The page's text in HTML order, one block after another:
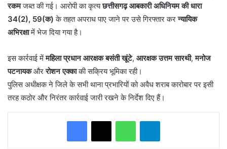
रकमजब्त की गई। आरोपी का कृत्यछत्तीसगढ़ आबकारी अधिनियम की धारा
34(2), 59(क) के तहत अपराध पाए जाने पर उसे गिरफ्तार करन्यायिक
अभिरक्षामें भेज दिया गया है।
इस कार्रवाई मेंमहिला प्रधान आरक्षक बसंती खूंटे, आरक्षक उत्तम सारथी,मनोज
पटनायकऔररोशन एक्काकी सक्रिय भूमिका रही।
पुलिस अधीक्षक ने जिले के सभी थाना प्रभारियों को अवैध शराब कारोबार पर इसी
तरह कठोर और निरंतर कार्रवाई जारी रखने के निर्देश दिए हैं।
WhatsAppTelegram